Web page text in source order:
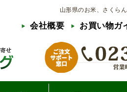
山形県のお米、さくら
会社概要 お買い物ガ